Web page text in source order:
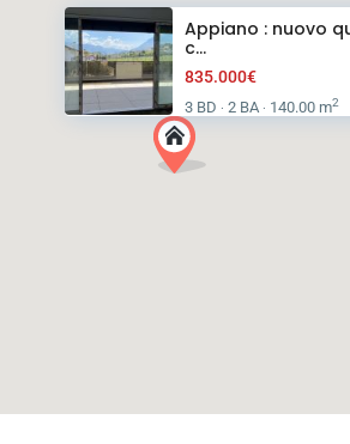
Appiano : nuovo
c...
835.000€
3 BD · 2 BA · 140.00 m2